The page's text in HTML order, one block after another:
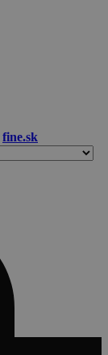
fine.sk